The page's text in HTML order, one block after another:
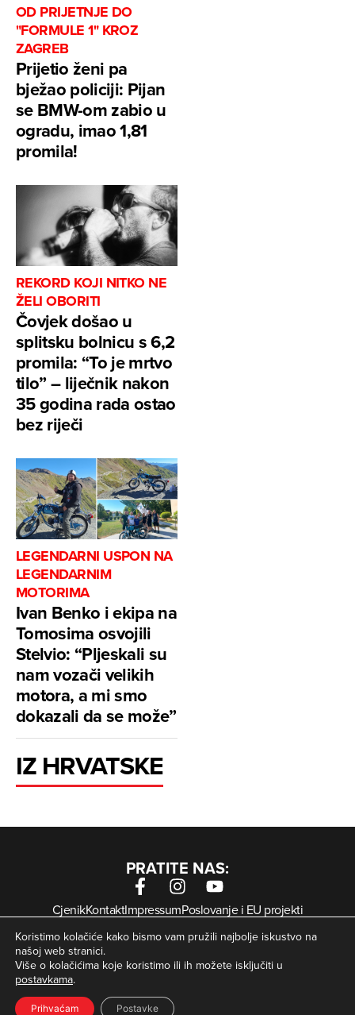
OD PRIJETNJE DO
"FORMULE 1" KROZ
ZAGREB
Prijetio ženi pa
bježao policiji: Pijan
se BMW-om zabio u
ogradu, imao 1,81
promila!
REKORD KOJI NITKO NE
ŽELI OBORITI
Čovjek došao u
splitsku bolnicu s 6,2
promila: “To je mrtvo
tilo” – liječnik nakon
35 godina rada ostao
bez riječi
LEGENDARNI USPON NA
LEGENDARNIM
MOTORIMA
Ivan Benko i ekipa na
Tomosima osvojili
Stelvio: “Pljeskali su
nam vozači velikih
motora, a mi smo
dokazali da se može”
IZ HRVATSKE
PRATITE NAS:
CjenikKontaktImpressumPoslovanje i EU projekti
Arhiva digitalnih novina
Uvjeti korištenjaZaštita privatnosti
Kolačići
© Zagorje International – Sva prava pridržana | Developed
bykrMedia
Koristimo kolačiće kako bismo vam pružili najbolje iskustvo na
našoj web stranici.
Više o kolačićima koje koristimo ili ih možete isključiti u
postavkama.
Prihvaćam Postavke